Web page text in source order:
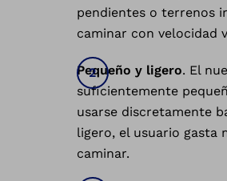
pendientes o terrenos
caminar con velocidad
Pequeño y ligero. El
suficientemente
usarse discretamente
ligero, el usuario gasta
caminar.